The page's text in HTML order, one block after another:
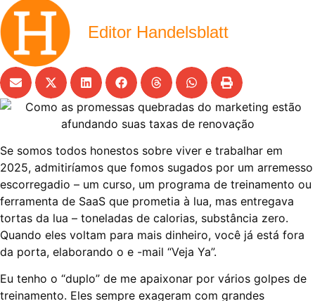
Editor Handelsblatt
Se somos todos honestos sobre viver e trabalhar em
2025, admitiríamos que fomos sugados por um arremesso
escorregadio – um curso, um programa de treinamento ou
ferramenta de SaaS que prometia à lua, mas entregava
tortas da lua – toneladas de calorias, substância zero.
Quando eles voltam para mais dinheiro, você já está fora
da porta, elaborando o e -mail “Veja Ya”.
Eu tenho o “duplo” de me apaixonar por vários golpes de
treinamento. Eles sempre exageram com grandes